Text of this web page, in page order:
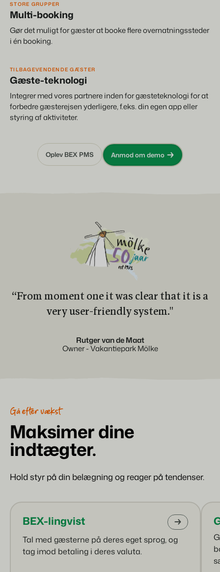
STORE GRUPPER
Multi-booking
Gør det muligt for gæster at booke flere overnatningssteder
i én booking.
TILBAGEVENDENDE GÆSTER
Gæste-teknologi
Integrer med vores partnere inden for gæsteteknologi for at
forbedre gæsterejsen yderligere, f.eks. din egen app eller
styring af aktiviteter.
Anmod om demo
Oplev BEX PMS
“From moment one it was clear that it is a
very user-friendly system.''
Rutger van de Maat
Owner - Vakantiepark Mölke
Gå efter vækst
Maksimer dine
indtægter.
Hold styr på din belægning og reager på tendenser.
BEX-lingvist
Tal med gæsterne på deres eget sprog, og
tag imod betaling i deres valuta.